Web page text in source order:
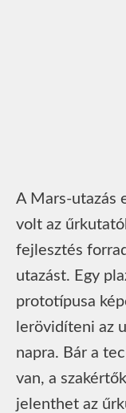
A Mars-utazás
volt az
fejlesztés
utazást. Egy
prototípusa
lerövidíteni az
napra. Bár a
van, a
jelenthet az